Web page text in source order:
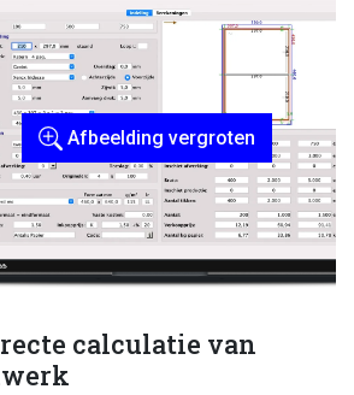
calculatie van
Afbeelding vergroten